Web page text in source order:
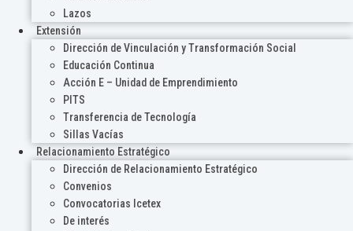
Lazos
Extensión
Dirección de Vinculación y Transformación Social
Educación Continua
Acción E – Unidad de Emprendimiento
PITS
Transferencia de Tecnología
Sillas Vacías
Relacionamiento Estratégico
Dirección de Relacionamiento Estratégico
Convenios
Convocatorias Icetex
De interés